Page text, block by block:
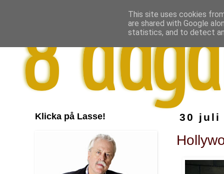
30 juli
Klicka på Lasse!
This site uses cookies
are shared with Google
statistics, and to detect